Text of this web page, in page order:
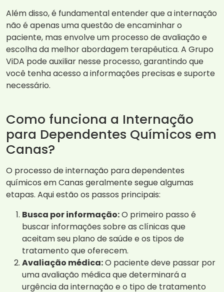
Além disso, é fundamental entender que a internação
não é apenas uma questão de encaminhar o
paciente, mas envolve um processo de avaliação e
escolha da melhor abordagem terapêutica. A Grupo
ViDA pode auxiliar nesse processo, garantindo que
você tenha acesso a informações precisas e suporte
necessário.
Como funciona a Internação
para Dependentes Químicos em
Canas?
O processo de internação para dependentes
químicos em Canas geralmente segue algumas
etapas. Aqui estão os passos principais:
Busca por informação:O primeiro passo é
buscar informações sobre as clínicas que
aceitam seu plano de saúde e os tipos de
tratamento que oferecem.
Avaliação médica:O paciente deve passar por
uma avaliação médica que determinará a
urgência da internação e o tipo de tratamento